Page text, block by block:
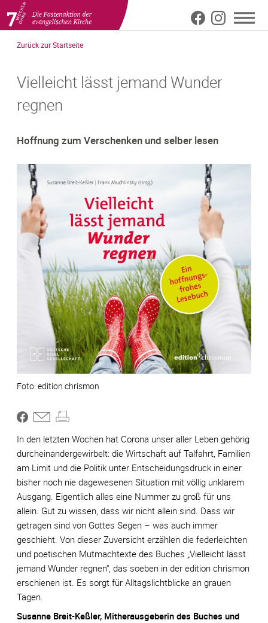
Direkt
zum
Meta
Zurück zur Startseite
Vielleicht lässt jemand Wunder
regnen
Hoffnung zum Verschenken und selber lesen
edition chrismon
In den letzten Wochen hat Corona unser aller Leben gehörig
durcheinandergewirbelt: die Wirtschaft auf Talfahrt, Familien
am Limit und die Politik unter Entscheidungsdruck in einer
bisher noch nie dagewesenen Situation mit völlig unklarem
Ausgang. Eigentlich alles eine Nummer zu groß für uns
allein. Gut zu wissen, dass wir nicht allein sind. Dass wir
getragen sind von Gottes Segen – was auch immer
geschieht. Von dieser Zuversicht erzählen die federleichten
und poetischen Mutmachtexte des Buches „Vielleicht lässt
jemand Wunder regnen“, das soeben in der edition chrismon
erschienen ist. Es sorgt für Alltagslichtblicke an grauen
Tagen.
Susanne Breit-Keßler, Mitherausgeberin des Buches und